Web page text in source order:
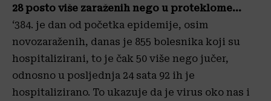
28 posto više zaraženih nego u proteklome…
‘384. je dan od početka epidemije, osim
novozaraženih, danas je 855 bolesnika koji su
hospitalizirani, to je čak 50 više nego jučer,
odnosno u posljednja 24 sata 92 ih je
hospitalizirano. To ukazuje da je virus oko nas i